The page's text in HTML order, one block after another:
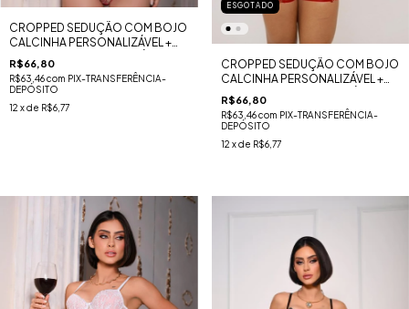
CROPPED SEDUÇÃO COM BOJO
CALCINHA PERSONALIZÁVEL +
CINTA LIGA PERSONALIZÁVEL -
VERMELHO COM NUDE
R$66,80
R$63,46com PIX-TRANSFERÊNCIA-
DEPÓSITO
12 x de R$6,77
ESGOTADO
CROPPED SEDUÇÃO COM BOJO
CALCINHA PERSONALIZÁVEL +
CINTA LIGA PERSONALIZÁVEL -
VERMELHO
R$66,80
R$63,46com PIX-TRANSFERÊNCIA-
DEPÓSITO
12 x de R$6,77